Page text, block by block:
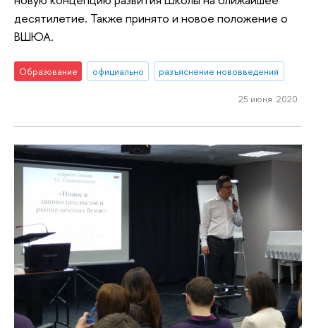
десятилетие. Также принято и новое положение о
ВШЮА.
Образование официально разъяснение нововведения
25 июня 2020